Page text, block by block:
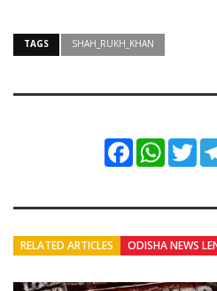
TAGS SHAH_RUKH_KHAN
Facebook
RELATED ARTICLES ODISHA NEWS